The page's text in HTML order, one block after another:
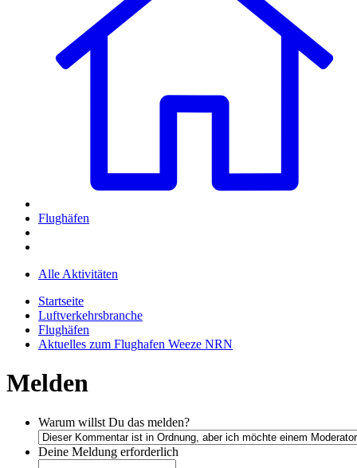
Flughäfen
Alle Aktivitäten
Startseite
Luftverkehrsbranche
Flughäfen
Aktuelles zum Flughafen Weeze NRN
Melden
Warum willst Du das melden?
Deine Meldung erforderlich